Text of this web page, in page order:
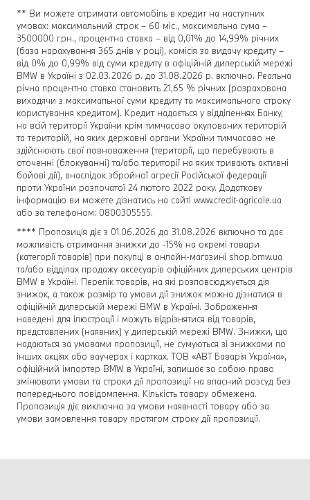
** Ви можете отримати автомобіль в кредит на наступних
умовах: максимальний строк – 60 міс., максимальна сума –
3500000 грн., процентна ставка – від 0,01% до 14,99% річних
(база нарахування 365 днів у році), комісія за видачу кредиту –
від 0% до 0,99% від суми кредиту в офіційній дилерській мережі
BMW в Україні з 02.03.2026 р. до 31.08.2026 р. включно. Реальна
річна процентна ставка становить 21,65 % річних (розрахована
виходячи з максимальної суми кредиту та максимального строку
користування кредитом). Кредит надається у відділеннях Банку,
на всій території України крім тимчасово окупованих територій
та територій, на яких державні органи України тимчасово не
здійснюють свої повноваження (території, що перебувають в
оточенні (блокуванні) та/або території на яких тривають активні
бойові дії), внаслідок збройної агресії Російської федерації
проти України розпочатої 24 лютого 2022 року. Додаткову
інформацію ви можете дізнатись на сайті www.credit-agricole.ua
або за телефоном: 0800305555.
**** Пропозиція діє з 01.06.2026 до 31.08.2026 включно та дає
можливість отримання знижки до -15% на окремі товари
(категорії товарів) при покупці в онлайн-магазині shop.bmw.ua
та/або відділах продажу аксесуарів офіційних дилерських центрів
BMW в Україні. Перелік товарів, на які розповсюджується дія
знижок, а також розмір та умови дії знижок можна дізнатися в
офіційній дилерській мережі BMW в Україні. Зображення
наведені для ілюстрації і можуть відрізнятися від товарів,
представлених (наявних) у дилерській мережі BMW. Знижки, що
надаються за умовами пропозиції, не сумуються зі знижками по
інших акціях або ваучерах і картках. ТОВ «АВТ Баварія Україна»,
офіційний імпортер BMW в Україні, залишає за собою право
змінювати умови та строки дії пропозиції на власний розсуд без
попереднього повідомлення. Кількість товару обмежена.
Пропозиція діє виключно за умови наявності товару або за
умови замовлення товару протягом строку дії пропозиції.